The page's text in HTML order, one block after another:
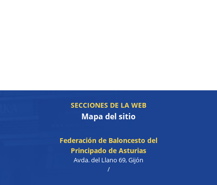
SECCIONES DE LA WEB
Mapa del sitio
Federación de Baloncesto del
Principado de Asturias
Avda. del Llano 69, Gijón
/